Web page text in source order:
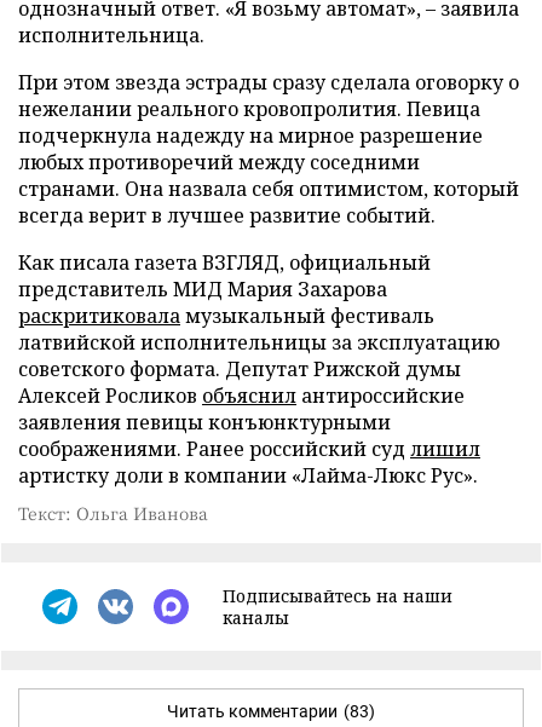
однозначный ответ. «Я возьму автомат», – заявила
исполнительница.
При этом звезда эстрады сразу сделала оговорку о
нежелании реального кровопролития. Певица
подчеркнула надежду на мирное разрешение
любых противоречий между соседними
странами. Она назвала себя оптимистом, который
всегда верит в лучшее развитие событий.
Как писала газета ВЗГЛЯД, официальный
представитель МИД Мария Захарова
раскритиковаламузыкальный фестиваль
латвийской исполнительницы за эксплуатацию
советского формата. Депутат Рижской думы
Алексей Росликов объяснил антироссийские
заявления певицы конъюнктурными
соображениями. Ранее российский суд лишил
артистку доли в компании «Лайма-Люкс Рус».
Текст: Ольга Иванова
Подписывайтесь на наши
каналы
Читать комментарии (83)